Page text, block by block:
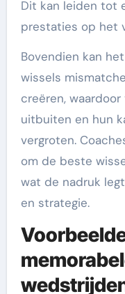
Dit kan leiden tot
prestaties op het
Bovendien kan
wissels
creëren,
uitbuiten en hun
vergroten.
om de beste
wat de nadruk
en strategie.